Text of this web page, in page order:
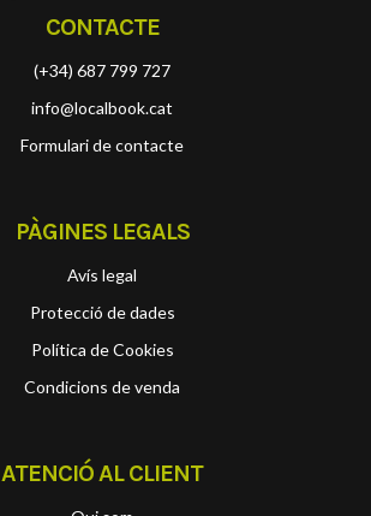
CONTACTE
(+34) 687 799 727
info@localbook.cat
Formulari de contacte
PÀGINES LEGALS
Avís legal
Protecció de dades
Política de Cookies
Condicions de venda
ATENCIÓ AL CLIENT